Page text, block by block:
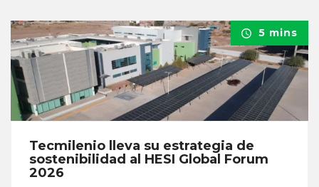
5 mins
Tecmilenio lleva su estrategia de
sostenibilidad al HESI Global Forum
2026